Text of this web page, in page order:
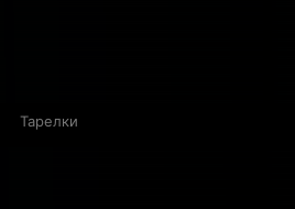
Тарелки